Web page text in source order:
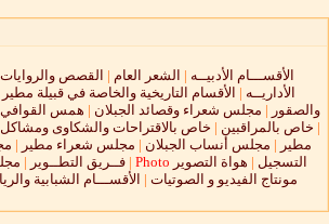
الأقســـام الأدبيــه | الشعر العام | القصص والروايات
الأداريــه | الأقسام التاريخية والخاصة في قبيلة مطير
والصقور | مجلس شعراء وقصائد الجبلان | همس القوافي
| خاص بالمراقبين | خاص بالاقتراحات والشكاوى
مطير | مجلس أنساب الجبلان | مجلس شعراء مطير |
التسجيل | هواة التصوير Photo
|فــريق التطــوير |
مونتاج الفيديو و الصوتيات | الأقســـام الشبابية